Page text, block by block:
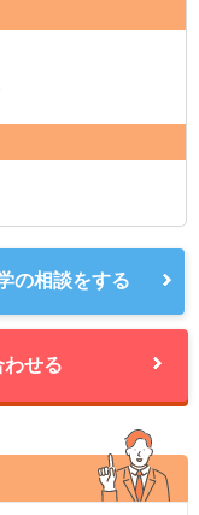
の相談をする
わせる